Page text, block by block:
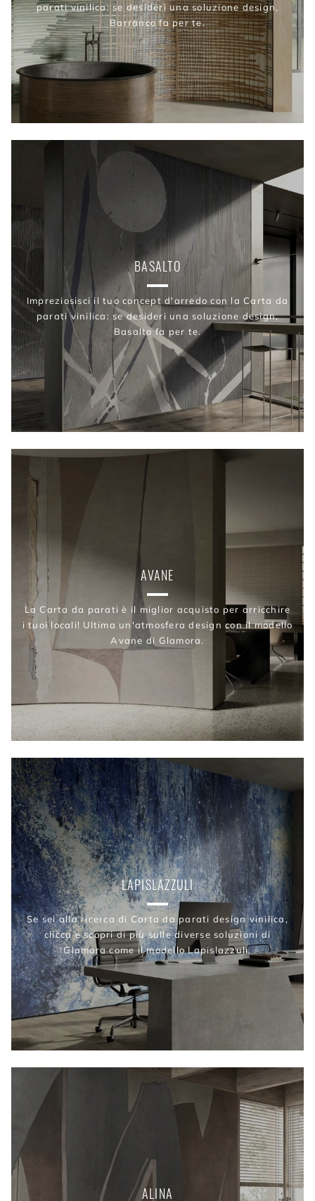
parati vinilica: se desideri una soluzione design,
Barranco fa per te.
BASALTO
Impreziosisci il tuo concept d'arredo con la Carta da
parati vinilica: se desideri una soluzione design,
Basalto fa per te.
AVANE
La Carta da parati è il miglior acquisto per arricchire
i tuoi locali! Ultima un'atmosfera design con il modello
Avane di Glamora.
LAPISLAZZULI
Se sei alla ricerca di Carta da parati design vinilica,
clicca e scopri di più sulle diverse soluzioni di
Glamora come il modello Lapislazzuli.
ALINA